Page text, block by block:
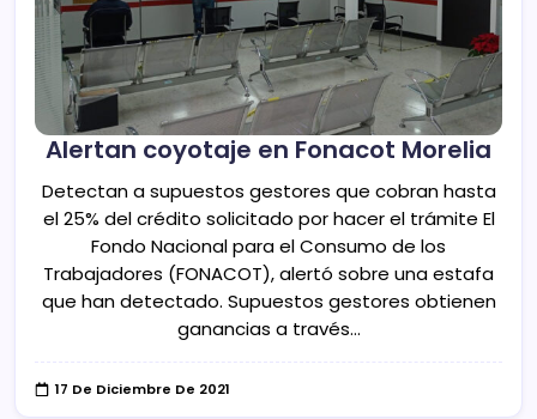
Alertan coyotaje en Fonacot Morelia
Detectan a supuestos gestores que cobran hasta
el 25% del crédito solicitado por hacer el trámite El
Fondo Nacional para el Consumo de los
Trabajadores (FONACOT), alertó sobre una estafa
que han detectado. Supuestos gestores obtienen
ganancias a través…
17 De Diciembre De 2021